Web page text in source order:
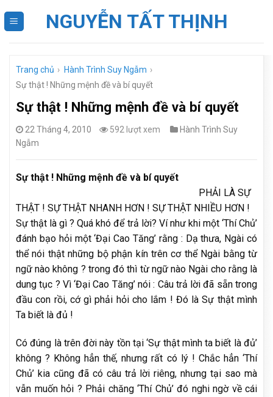
NGUYỄN TẤT THỊNH
Trang chủ › Hành Trình Suy Ngẫm ›
Sự thật ! Những mệnh đề và bí quyết
Sự thật ! Những mệnh đề và bí quyết
22 Tháng 4, 2010 592 lượt xem
Hành Trình Suy
Ngẫm
Sự thật ! Những mệnh đề và bí quyết
PHẢI LÀ SỰ
THẬT ! SỰ THẬT NHANH HƠN ! SỰ THẬT NHIỀU HƠN !
Sự thật là gì ? Quá khó để trả lời? Ví như khi một ‘Thí Chủ’
đánh bạo hỏi một ‘Đại Cao Tăng’ rằng : Dạ thưa, Ngài có
thể nói thật những bộ phận kín trên cơ thể Ngài bằng từ
ngữ nào không ? trong đó thì từ ngữ nào Ngài cho rằng là
dung tục ? Vì ‘Đại Cao Tăng’ nói : Câu trả lời đã sẵn trong
đầu con rồi, cớ gì phải hỏi cho lắm ! Đó là Sự thật mình
Ta biết là đủ !
Có đúng là trên đời này tồn tại ‘Sự thật mình ta biết là đủ’
không ? Không hẳn thế, nhưng rất có lý ! Chắc hẳn ‘Thí
Chủ’ kia cũng đã có câu trả lời riêng, nhưng tại sao mà
vẫn muốn hỏi ? Phải chăng ‘Thí Chủ’ đó nghi ngờ về cái